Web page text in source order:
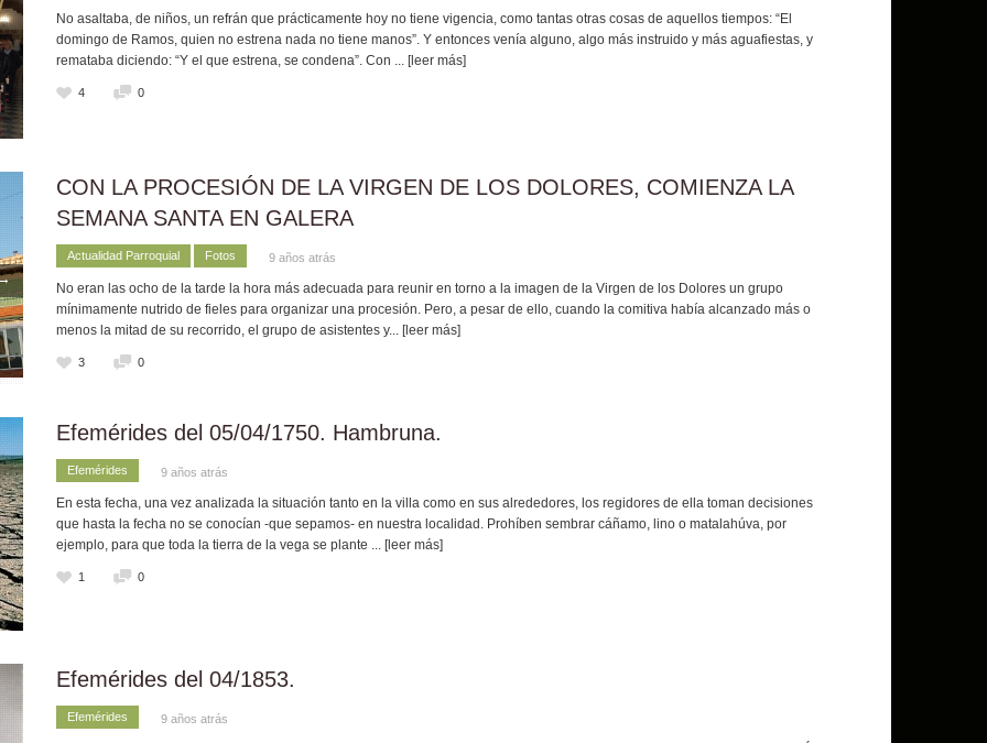
No asaltaba, de niños, un refrán que prácticamente hoy no tiene vigencia, como tantas otras cosas de aquellos tiempos: “El
domingo de Ramos, quien no estrena nada no tiene manos”. Y entonces venía alguno, algo más instruido y más aguafiestas, y
remataba diciendo: “Y el que estrena, se condena”. Con ... [leer más]
4 0
CON LA PROCESIÓN DE LA VIRGEN DE LOS DOLORES, COMIENZA LA
SEMANA SANTA EN GALERA
Actualidad Parroquial Fotos 9 años atrás
No eran las ocho de la tarde la hora más adecuada para reunir en torno a la imagen de la Virgen de los Dolores un grupo
mínimamente nutrido de fieles para organizar una procesión. Pero, a pesar de ello, cuando la comitiva había alcanzado más o
menos la mitad de su recorrido, el grupo de asistentes y... [leer más]
3 0
Efemérides del 05/04/1750. Hambruna.
Efemérides 9 años atrás
En esta fecha, una vez analizada la situación tanto en la villa como en sus alrededores, los regidores de ella toman decisiones
que hasta la fecha no se conocían -que sepamos- en nuestra localidad. Prohíben sembrar cáñamo, lino o matalahúva, por
ejemplo, para que toda la tierra de la vega se plante ... [leer más]
1 0
Efemérides del 04/1853.
Efemérides 9 años atrás